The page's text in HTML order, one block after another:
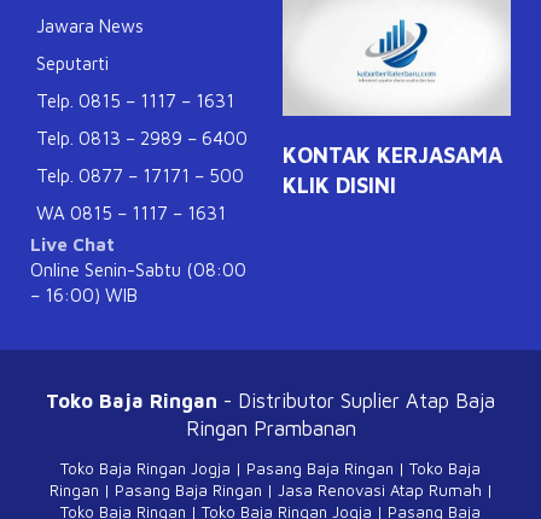
Jawara News
Seputarti
Telp. 0815 – 1117 – 1631
Telp. 0813 – 2989 – 6400
Telp. 0877 – 17171 – 500
WA 0815 – 1117 – 1631
Live Chat
Online Senin-Sabtu (08:00
– 16:00) WIB
KONTAK KERJASAMA
KLIK DISINI
Toko Baja Ringan - Distributor Suplier Atap Baja
Ringan Prambanan
Toko Baja Ringan Jogja | Pasang Baja Ringan | Toko Baja
Ringan | Pasang Baja Ringan | Jasa Renovasi Atap Rumah |
Toko Baja Ringan | Toko Baja Ringan Jogja | Pasang Baja